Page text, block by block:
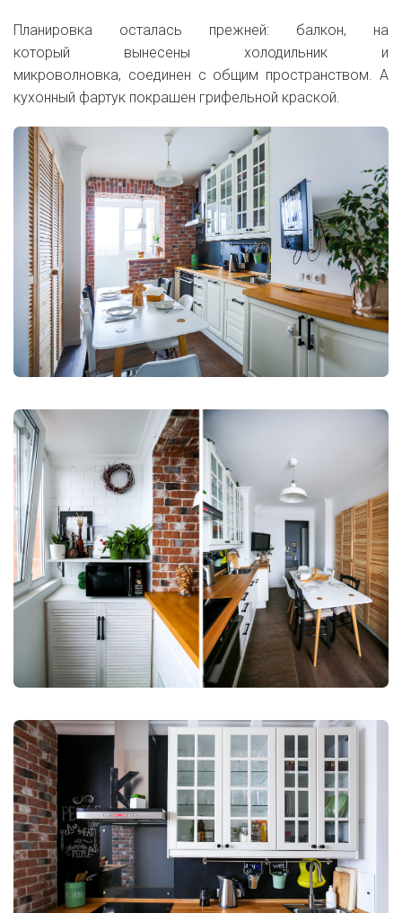
Планировка осталась прежней: балкон, на
который вынесены холодильник и
микроволновка, соединен с общим пространством. А
кухонный фартук покрашен грифельной краской.